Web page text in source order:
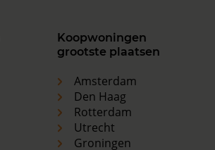
Koopwoningen
grootste plaatsen
Amsterdam
Den Haag
Rotterdam
Utrecht
Groningen